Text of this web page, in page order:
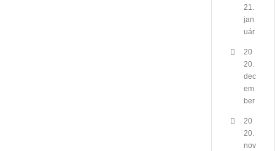
21.
jan
uár
20
20.
dec
em
ber
20
20.
nov